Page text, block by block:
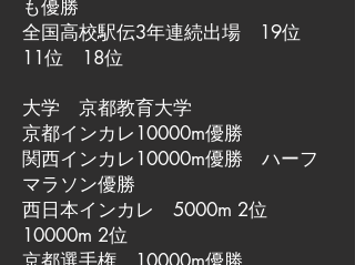
も優勝
全国高校駅伝3年連続出場 19位
11位 18位
大学 京都教育大学
京都インカレ10000m優勝
関西インカレ10000m優勝 ハーフ
マラソン優勝
西日本インカレ 5000m 2位
10000m 2位